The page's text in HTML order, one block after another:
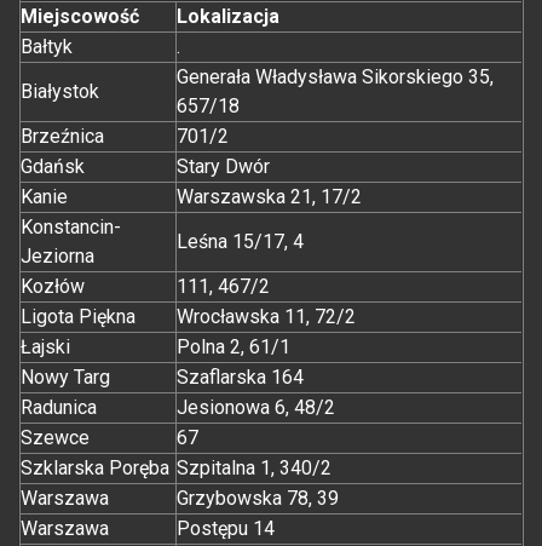
Miejscowość
Lokalizacja
Bałtyk
.
Białystok
Generała Władysława Sikorskiego 35,
657/18
Brzeźnica
701/2
Gdańsk
Stary Dwór
Kanie
Warszawska 21, 17/2
Konstancin-
Jeziorna
Leśna 15/17, 4
Kozłów
111, 467/2
Ligota Piękna
Wrocławska 11, 72/2
Łajski
Polna 2, 61/1
Nowy Targ
Szaflarska 164
Radunica
Jesionowa 6, 48/2
Szewce
67
Szklarska Poręba Szpitalna 1, 340/2
Warszawa
Grzybowska 78, 39
Warszawa
Postępu 14